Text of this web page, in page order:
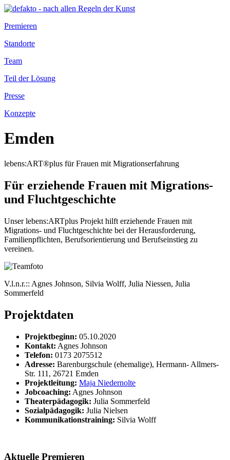
Premieren
Standorte
Team
Teil der Lösung
Presse
Konzepte
Emden
lebens:ART®plus für Frauen mit Migrationserfahrung
Für erziehende Frauen mit Migrations-
und Fluchtgeschichte
Unser lebens:ARTplus Projekt hilft erziehende Frauen mit
Migrations- und Fluchtgeschichte bei der Herausforderung,
Familienpflichten, Berufsorientierung und Berufseinstieg zu
vereinen.
V.l.n.r.:: Agnes Johnson, Silvia Wolff, Julia Niessen, Julia
Sommerfeld
Projektdaten
Projektbeginn: 05.10.2020
Kontakt: Agnes Johnson
Telefon: 0173 2075512
Adresse: Barenburgschule (ehemalige), Hermann- Allmers-
Str. 111, 26721 Emden
Projektleitung: Maja Niedernolte
Jobcoaching: Agnes Johnson
Theaterpädagogik: Julia Sommerfeld
Sozialpädagogik: Julia Nielsen
Kommunikationstraining: Silvia Wolff
Aktuelle Premieren